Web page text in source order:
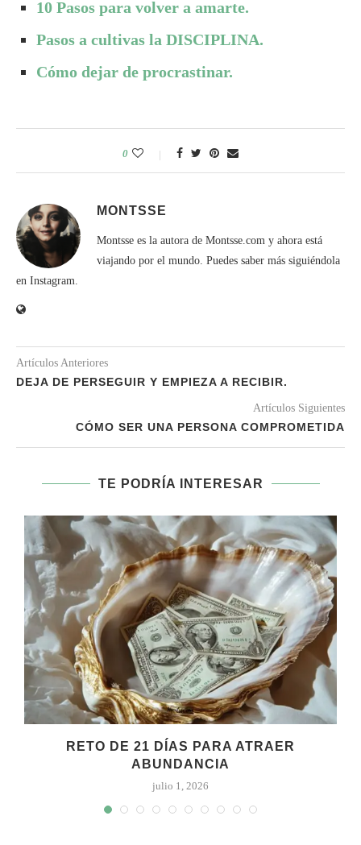
10 Pasos para volver a amarte.
Pasos a cultivas la DISCIPLINA.
Cómo dejar de procrastinar.
0
MONTSSE
Montsse es la autora de Montsse.com y ahora está
viajando por el mundo. Puedes saber más siguiéndola
en Instagram.
Artículos Anteriores
DEJA DE PERSEGUIR Y EMPIEZA A RECIBIR.
Artículos Siguientes
CÓMO SER UNA PERSONA COMPROMETIDA
TE PODRÍA INTERESAR
RETO DE 21 DÍAS PARA ATRAER
ABUNDANCIA
julio 1, 2026